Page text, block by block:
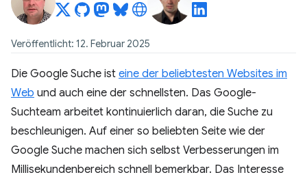
Veröffentlicht: 12. Februar 2025
Die Google Suche ist eine der beliebtesten Websites im
Web und auch eine der schnellsten. Das Google-
Suchteam arbeitet kontinuierlich daran, die Suche zu
beschleunigen. Auf einer so beliebten Seite wie der
Google Suche machen sich selbst Verbesserungen im
Millisekundenbereich schnell bemerkbar. Das Interesse